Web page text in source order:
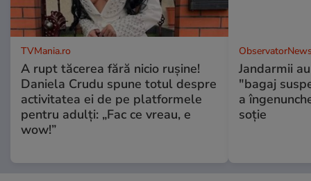
TVMania.ro
A rupt tăcerea fără nicio rușine!
Daniela Crudu spune totul despre
activitatea ei de pe platformele
pentru adulți: „Fac ce vreau, e
wow!”
Jandarmii
"bagaj
a
soție